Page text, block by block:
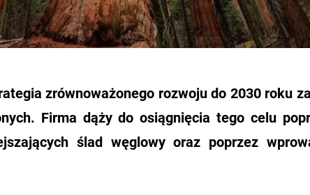
zrównoważonego rozwoju do 2030 roku
Firma dąży do osiągnięcia tego celu
ślad węglowy oraz poprzez